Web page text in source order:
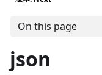
On this page
json